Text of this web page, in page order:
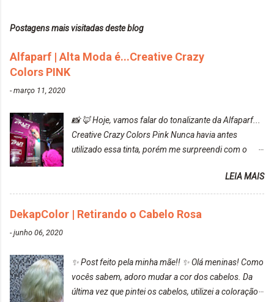
Postagens mais visitadas deste blog
Alfaparf | Alta Moda é...Creative Crazy
Colors PINK
-março 11, 2020
📸 🦊 Hoje, vamos falar do tonalizante da Alfaparf...
Creative Crazy Colors Pink Nunca havia antes
utilizado essa tinta, porém me surpreendi com o
turquesa (meio desbotado), e após a utilização meu
cabelo ficou roxo com mechinhas azul, rosa e meio
cinza... FICOU LINDOOOOO!!! Cabelo antes: Cabelo
depois: Bom, sobre a tinta, eu achei ela muito liquida,
tinta ficava manchado. Meu banheiro inteiro ficou
rosa, minha mão, meu corpo todo, porém, ela tem
uma fixação muito boa (Deu para perceber kkk) Sem
LEIA MAIS
DekapColor | Retirando o Cabelo Rosa
-junho 06, 2020
✨ Post feito pela minha mãe!! ✨ Olá meninas! Como
vocês sabem, adoro mudar a cor dos cabelos. Da
última vez que pintei os cabelos, utilizei a coloração